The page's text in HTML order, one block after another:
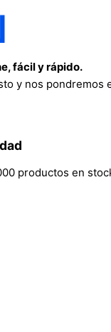
fácil y rápido.
y nos pondremos
productos en